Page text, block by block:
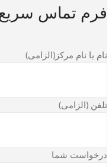
فرم تماس
نام یا نام مرکز(الزامی)
تلفن (الزامی)
درخواست شما